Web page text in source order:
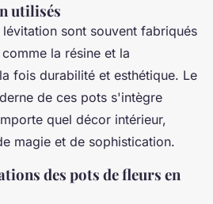
utilisés
sont souvent fabriqués
la résine et la
fois durabilité et esthétique. Le
de ces pots s'intègre
quel décor intérieur,
magie et de sophistication.
des pots de fleurs en